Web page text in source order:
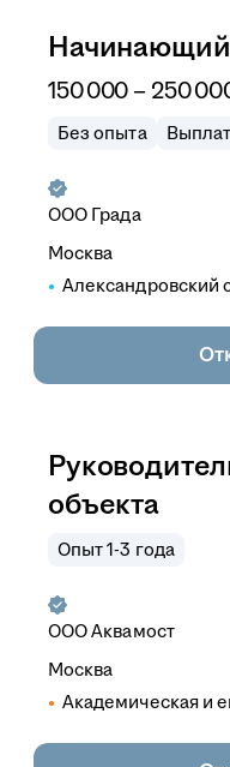
150 000 – 250
Без опыта
ООО Града
Москва
Александровский
объекта
Опыт 1-3 года
ОООАквамост
Москва
Академическая и